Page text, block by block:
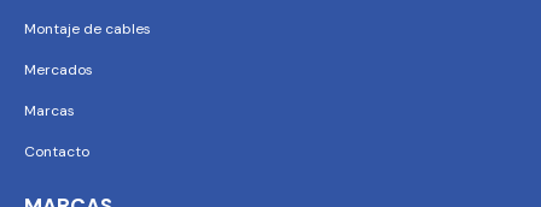
Montaje de cables
Mercados
Marcas
Contacto